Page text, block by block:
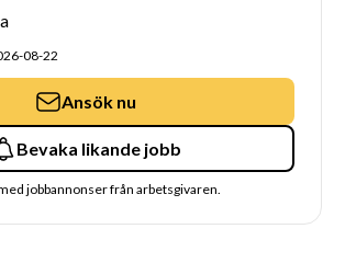
08-22
Ansök nu
Bevaka likande jobb
jobbannonser från arbetsgivaren.